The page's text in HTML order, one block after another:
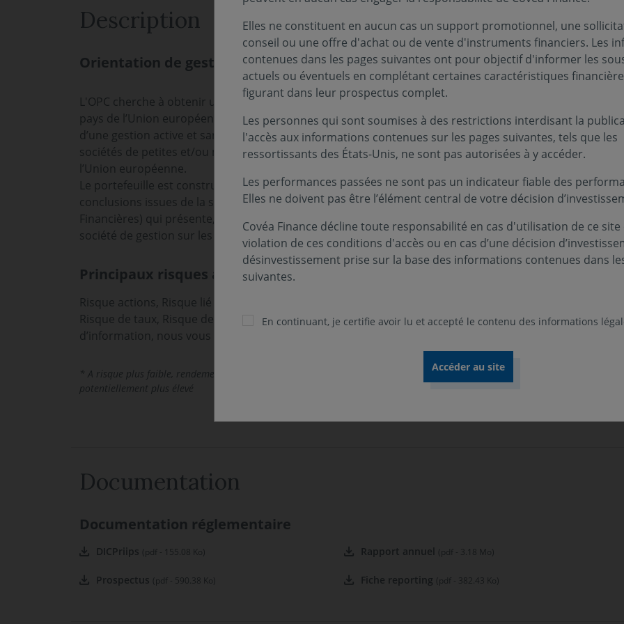
Description
Infos clés
Niveau
1
Durée de
4
Zone
Union
Devise :
Art. 8
Position-
Orientation de gestion
L'OPC cherche à obtenir une performance nette de frais sur les marchés actions des
pays de l’Union européenne sur un horizon d’investissement de 4 ans, par le biais
d’une gestion active et sans référence à un indice particulier, en sélectionnant des
sociétés de petites et/ou moyennes capitalisation dont le siège social est situé dans
l’Union européenne.
Le portefeuille est construit dans le cadre des comités de gestion à partir des
conclusions issues de la stratégie globale dite "PEF" (Perspectives Economiques et
Financières) qui présente, trois fois par an, les grandes orientations de la vision de la
société de gestion sur les classes d'actifs dont elle a la responsabilité.
Principaux risques associés au fonds
Risque actions, Risque lié à la gestion discrétionnaire, Risque de perte en capital,
Risque de taux, Risque de change. Les risques cités ne sont pas limitatifs. Pour plus
d’information, nous vous invitons à vous référer au DIC et au prospectus du fonds.
* A risque plus faible, rendement potentiellement plus faible. A risque plus élevé, rendement
potentiellement plus élevé
Documentation
Documentation réglementaire
DICPriips (pdf - 155.08 Ko)
Prospectus (pdf - 590.38 Ko)
Rapport annuel (pdf - 3.18 Mo)
Fiche reporting (pdf - 382.43 Ko)
Elles ne constituent en aucun cas un support promotionnel, une
conseil ou une offre d'achat ou de vente d'instruments financiers. Les
contenues dans les pages suivantes ont pour objectif d'informer les
actuels ou éventuels en complétant certaines caractéristiques
figurant dans leur prospectus complet.
Les personnes qui sont soumises à des restrictions interdisant la
l'accès aux informations contenues sur les pages suivantes, tels que les
ressortissants des États-Unis, ne sont pas autorisées à y accéder.
Les performances passées ne sont pas un indicateur fiable des
Elles ne doivent pas être l’élément central de votre décision
Covéa Finance décline toute responsabilité en cas d'utilisation de ce
violation de ces conditions d'accès ou en cas d’une décision
désinvestissement prise sur la base des informations contenues dans
suivantes.
En continuant, je certifie avoir lu et accepté le contenu des informations